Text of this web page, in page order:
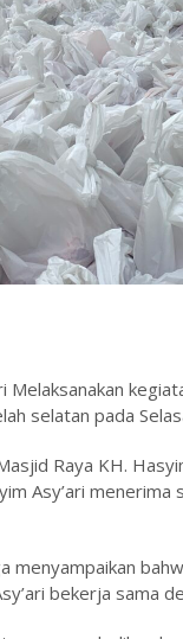
Melaksanakan
selatan pada
Raya KH.
Asy’ari
menyampaikan
bekerja sama